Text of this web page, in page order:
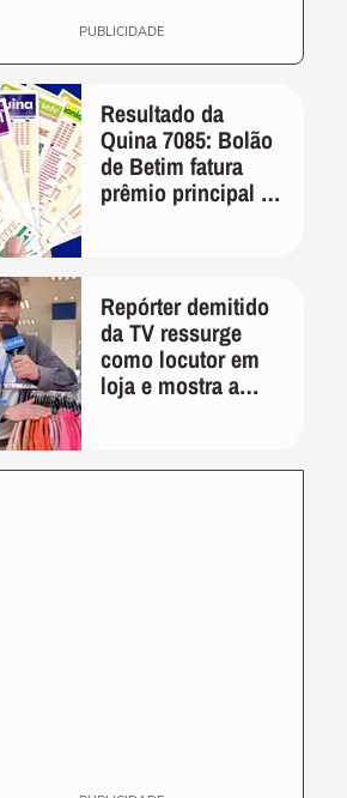
PUBLICIDADE
Resultado da
Quina 7085: Bolão
de Betim fatura
prêmio principal de
Repórter demitido
da TV ressurge
como locutor em
loja e mostra a